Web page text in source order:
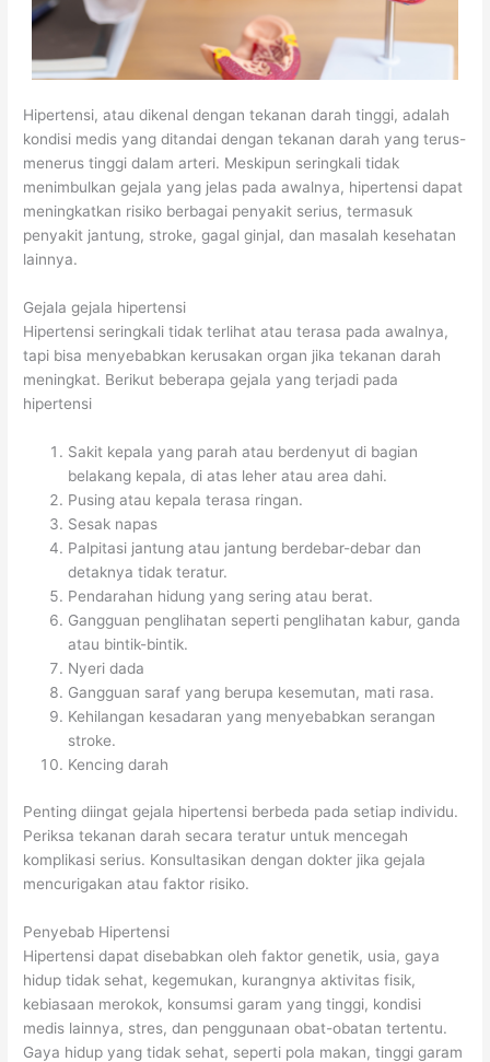
Hipertensi, atau dikenal dengan tekanan darah tinggi, adalah
kondisi medis yang ditandai dengan tekanan darah yang terus-
menerus tinggi dalam arteri. Meskipun seringkali tidak
menimbulkan gejala yang jelas pada awalnya, hipertensi dapat
meningkatkan risiko berbagai penyakit serius, termasuk
penyakit jantung, stroke, gagal ginjal, dan masalah kesehatan
lainnya.
Gejala gejala hipertensi
Hipertensi seringkali tidak terlihat atau terasa pada awalnya,
tapi bisa menyebabkan kerusakan organ jika tekanan darah
meningkat. Berikut beberapa gejala yang terjadi pada
hipertensi
Sakit kepala yang parah atau berdenyut di bagian
belakang kepala, di atas leher atau area dahi.
Pusing atau kepala terasa ringan.
Sesak napas
Palpitasi jantung atau jantung berdebar-debar dan
detaknya tidak teratur.
Pendarahan hidung yang sering atau berat.
Gangguan penglihatan seperti penglihatan kabur, ganda
atau bintik-bintik.
Nyeri dada
Gangguan saraf yang berupa kesemutan, mati rasa.
Kehilangan kesadaran yang menyebabkan serangan
stroke.
Kencing darah
Penting diingat gejala hipertensi berbeda pada setiap individu.
Periksa tekanan darah secara teratur untuk mencegah
komplikasi serius. Konsultasikan dengan dokter jika gejala
mencurigakan atau faktor risiko.
Penyebab Hipertensi
Hipertensi dapat disebabkan oleh faktor genetik, usia, gaya
hidup tidak sehat, kegemukan, kurangnya aktivitas fisik,
kebiasaan merokok, konsumsi garam yang tinggi, kondisi
medis lainnya, stres, dan penggunaan obat-obatan tertentu.
Gaya hidup yang tidak sehat, seperti pola makan, tinggi garam